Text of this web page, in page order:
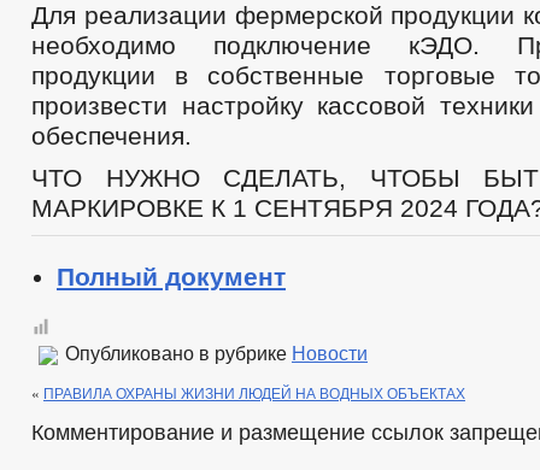
Для реализации фермерской продукции
необходимо подключение кЭДО.
продукции в собственные торговые
произвести настройку кассовой
обеспечения.
ЧТО НУЖНО СДЕЛАТЬ, ЧТОБЫ
МАРКИРОВКЕ К 1 СЕНТЯБРЯ 2024
Полный документ
Опубликовано в рубрике Новости
« ПРАВИЛА ОХРАНЫ ЖИЗНИ ЛЮДЕЙ НА ВОДНЫХ ОБЪЕКТАХ
Комментирование и размещение ссылок